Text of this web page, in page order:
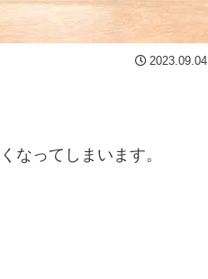
2023.09.04
なってしまいます。